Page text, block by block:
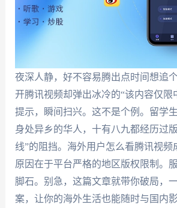
夜深人静，好不容易腾出点时间想追
开腾讯视频却弹出冰冷的“该内容仅限
提示，瞬间扫兴。这不是个例。留学
身处异乡的华人，十有八九都经历过
线”的阻挡。海外用户怎么看腾讯视频
原因在于平台严格的地区版权限制。
脚石。别急，这篇文章就带你破局，
案，让你的海外生活也能随时与国内影